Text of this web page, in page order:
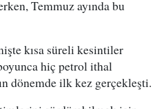
Temmuz ayında bu
kısa süreli kesintiler
hiç petrol ithal
dönemde ilk kez gerçekleşti.